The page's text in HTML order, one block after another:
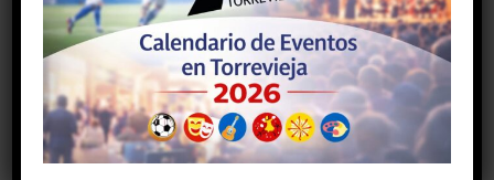
Veterano Adán Heil Aldeguer C1x
Veterano Jorge Ballester Soler C1x
Veterano Migue A. Valero, Fernando Imbernon Martínez
C2x